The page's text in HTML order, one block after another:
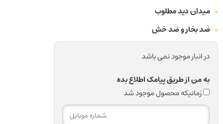
میدان دید مطلوب
ضد بخار و ضد خش
در انبار موجود نمی باشد
به من از طریق پیامک اطلاع بده
زمانیکه محصول موجود شد